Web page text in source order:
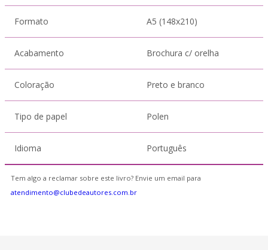
Formato A5 (148x210)
Acabamento Brochura c/ orelha
Coloração Preto e branco
Tipo de papel Polen
Idioma Português
Tem algo a reclamar sobre este livro? Envie um email para
atendimento@clubedeautores.com.br